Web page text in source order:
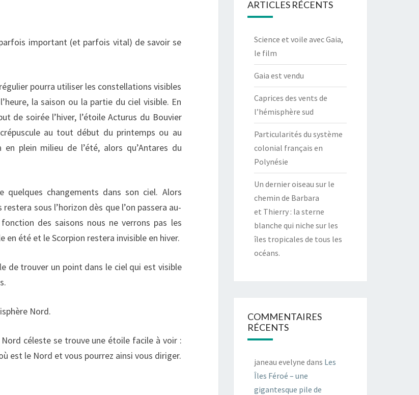
important (et parfois vital) de savoir se
pourra utiliser les constellations visibles
la saison ou la partie du ciel visible. En
de soirée l’hiver, l’étoile Acturus du Bouvier
au tout début du printemps ou au
plein milieu de l’été, alors qu’Antares du
quelques changements dans son ciel. Alors
sous l’horizon dès que l’on passera au-
des saisons nous ne verrons pas les
en été et le Scorpion restera invisible en hiver.
de trouver un point dans le ciel qui est visible
Nord.
céleste se trouve une étoile facile à voir :
est le Nord et vous pourrez ainsi vous diriger.
ARTICLES RÉCENTS
Science et voile avec Gaia,
le film
Gaia est vendu
Caprices des vents de
l’hémisphère sud
Particularités du système
colonial français en
Polynésie
Un dernier oiseau sur le
chemin de Barbara
et Thierry : la sterne
blanche qui niche sur les
îles tropicales de tous les
océans.
COMMENTAIRES
RÉCENTS
janeau evelyne dans Les
Îles Féroé – une
gigantesque pile de